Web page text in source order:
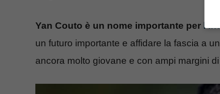
Yan Couto è un nome importante per
un futuro importante e affidare la fascia a
ancora molto giovane e con ampi margini